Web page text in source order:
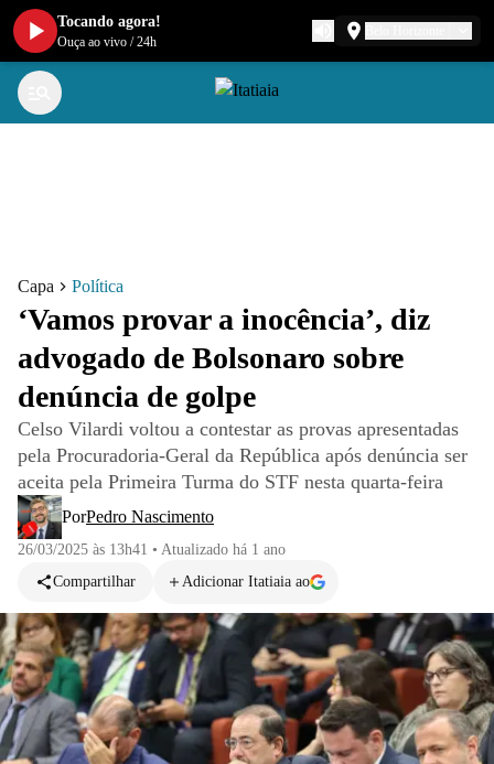
Capa Política
‘Vamos provar a inocência’, diz
advogado de Bolsonaro sobre
denúncia de golpe
Celso Vilardi voltou a contestar as provas apresentadas
pela Procuradoria-Geral da República após denúncia ser
aceita pela Primeira Turma do STF nesta quarta-feira
PorPedro Nascimento
26/03/2025 às 13h41 • Atualizado há 1 ano
Compartilhar
Adicionar Itatiaia ao
Tocando agora!
Ouça ao vivo /24h